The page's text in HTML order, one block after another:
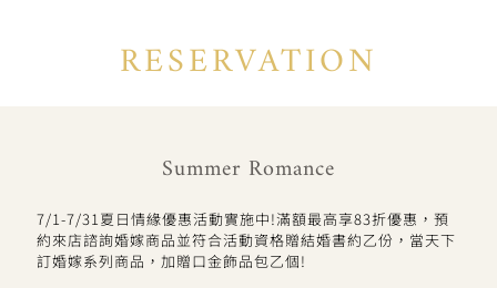
RESERVATION
Summer Romance
7/1-7/31夏日情緣優惠活動實施中!滿額最高享83折優惠，預
約來店諮詢婚嫁商品並符合活動資格贈結婚書約乙份，當天下
訂婚嫁系列商品，加贈口金飾品包乙個!